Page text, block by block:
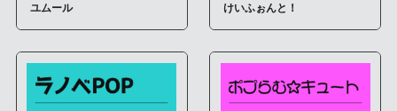
ユムール けいふぉんと！